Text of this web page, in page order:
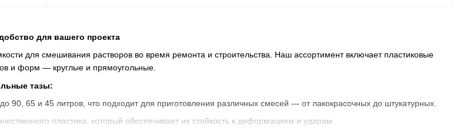
для вашего проекта
для смешивания растворов во время ремонта и строительства. Наш ассортимент включает пластиковые
и форм — круглые и прямоугольные.
тазы:
90, 65 и 45 литров, что подходит для приготовления различных смесей — от лакокрасочных до штукатурных.
пластика, который обеспечивает их стойкость к деформациям и ударам.